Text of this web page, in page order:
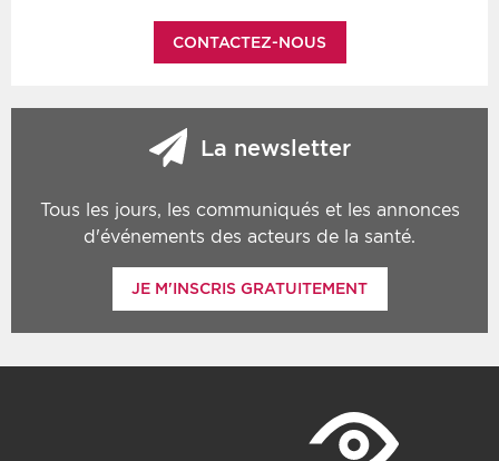
CONTACTEZ-NOUS
La newsletter
Tous les jours, les communiqués et les annonces
d'événements des acteurs de la santé.
JE M'INSCRIS GRATUITEMENT